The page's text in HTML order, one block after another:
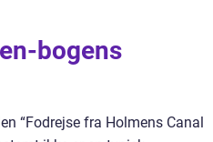
bogens
“Fodrejse fra Holmens Canal